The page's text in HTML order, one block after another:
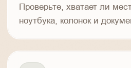
Проверьте, хватает ли
ноутбука, колонок и